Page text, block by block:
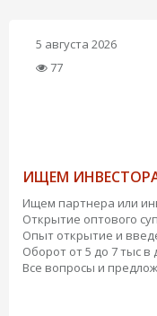
5 августа 2026
77
ИЩЕМ
Ищем партнера или
Открытие оптового
Опыт открытие и
Оборот от 5 до 7 тыс в
Все вопросы и